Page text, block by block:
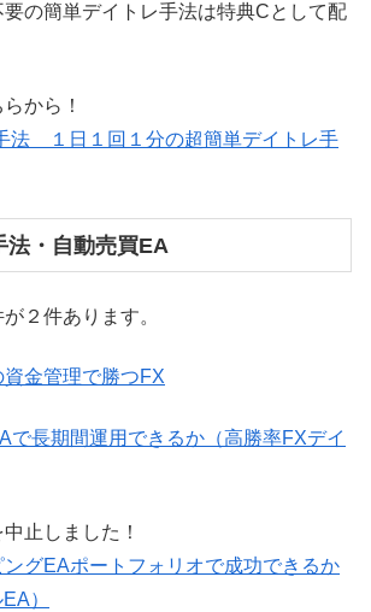
の簡単デイトレ手法は特典Cとして配
から！
法 １日１回１分の超簡単デイトレ手
法・自動売買EA
２件あります。
金管理で勝つFX
で長期間運用できるか（高勝率FXデイ
止しました！
グEAポートフォリオで成功できるか
）